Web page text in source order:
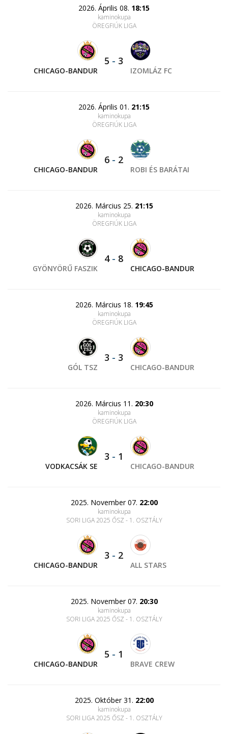
2026. Április 08. 18:15
kaminokupa
ÖREGFIÚK LIGA
CHICAGO-BANDUR
5 - 3
IZOMLÁZ FC
2026. Április 01. 21:15
kaminokupa
ÖREGFIÚK LIGA
CHICAGO-BANDUR
6 - 2
ROBI ÉS BARÁTAI
2026. Március 25. 21:15
kaminokupa
ÖREGFIÚK LIGA
GYÖNYÖRŰ FASZIK
4- 8
CHICAGO-BANDUR
2026. Március 18. 19:45
kaminokupa
ÖREGFIÚK LIGA
GÓL TSZ
3 - 3
CHICAGO-BANDUR
2026. Március 11. 20:30
kaminokupa
ÖREGFIÚK LIGA
VODKACSÁK SE
3 - 1
CHICAGO-BANDUR
2025. November 07. 22:00
kaminokupa
SORI LIGA 2025 ŐSZ - 1. OSZTÁLY
CHICAGO-BANDUR
3 - 2
ALL STARS
2025. November 07. 20:30
kaminokupa
SORI LIGA 2025 ŐSZ - 1. OSZTÁLY
CHICAGO-BANDUR
5 - 1
BRAVE CREW
2025. Október 31. 22:00
kaminokupa
SORI LIGA 2025 ŐSZ - 1. OSZTÁLY